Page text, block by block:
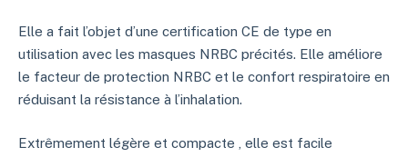
Elle a fait l’objet d’une certification CE de type en
utilisation avec les masques NRBC précités. Elle améliore
le facteur de protection NRBC et le confort respiratoire en
réduisant la résistance à l’inhalation.
Extrêmement légère et compacte , elle est facile